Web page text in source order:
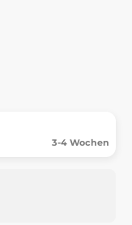
3-4 Wochen